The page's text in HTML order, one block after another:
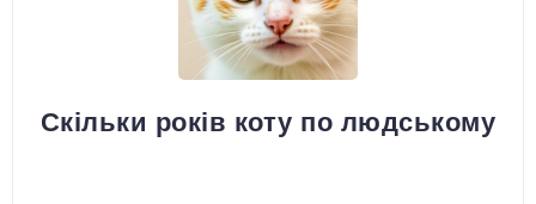
Скільки років коту по людському